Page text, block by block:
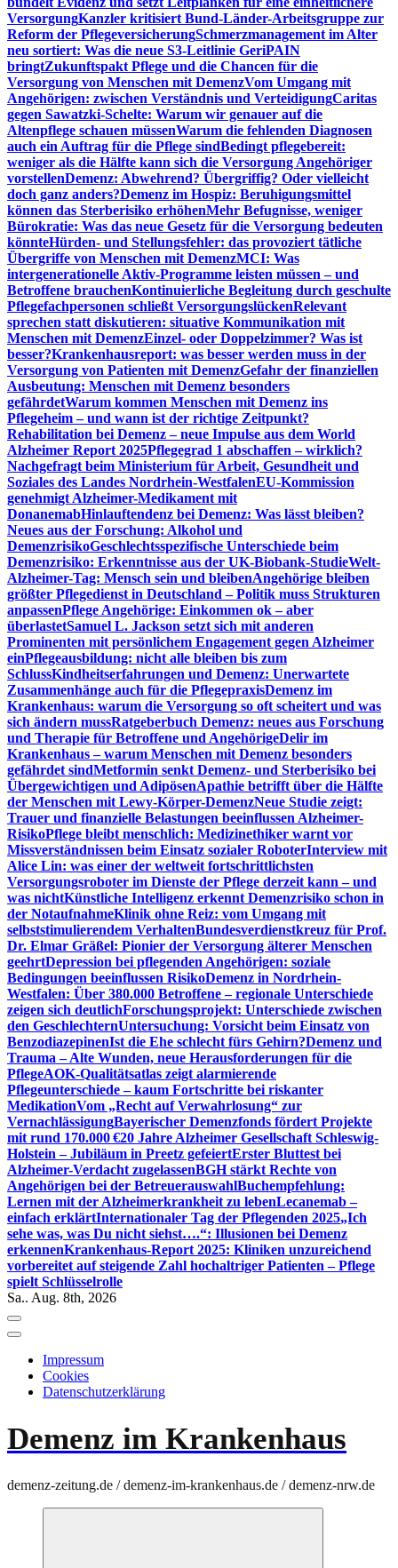
VersorgungKanzler kritisiert Bund-Länder-Arbeitsgruppe zur
Reform der PflegeversicherungSchmerzmanagement im Alter
neu sortiert: Was die neue S3-Leitlinie GeriPAIN
bringtZukunftspakt Pflege und die Chancen für die
Versorgung von Menschen mit DemenzVom Umgang mit
Angehörigen: zwischen Verständnis und VerteidigungCaritas
gegen Sawatzki-Schelte: Warum wir genauer auf die
Altenpflege schauen müssenWarum die fehlenden Diagnosen
auch ein Auftrag für die Pflege sindBedingt pflegebereit:
weniger als die Hälfte kann sich die Versorgung Angehöriger
vorstellenDemenz: Abwehrend? Übergriffig? Oder vielleicht
doch ganz anders?Demenz im Hospiz: Beruhigungsmittel
können das Sterberisiko erhöhenMehr Befugnisse, weniger
Bürokratie: Was das neue Gesetz für die Versorgung bedeuten
könnteHürden- und Stellungsfehler: das provoziert tätliche
Übergriffe von Menschen mit DemenzMCI: Was
intergenerationelle Aktiv-Programme leisten müssen – und
Betroffene brauchenKontinuierliche Begleitung durch geschulte
Pflegefachpersonen schließt VersorgungslückenRelevant
sprechen statt diskutieren: situative Kommunikation mit
Menschen mit DemenzEinzel- oder Doppelzimmer? Was ist
besser?Krankenhausreport: was besser werden muss in der
Versorgung von Patienten mit DemenzGefahr der finanziellen
Ausbeutung: Menschen mit Demenz besonders
gefährdetWarum kommen Menschen mit Demenz ins
Pflegeheim – und wann ist der richtige Zeitpunkt?
Rehabilitation bei Demenz – neue Impulse aus dem World
Alzheimer Report 2025Pflegegrad 1 abschaffen – wirklich?
Nachgefragt beim Ministerium für Arbeit, Gesundheit und
Soziales des Landes Nordrhein-WestfalenEU-Kommission
genehmigt Alzheimer-Medikament mit
DonanemabHinlauftendenz bei Demenz: Was lässt bleiben?
Neues aus der Forschung: Alkohol und
DemenzrisikoGeschlechtsspezifische Unterschiede beim
Demenzrisiko: Erkenntnisse aus der UK-Biobank-StudieWelt-
Alzheimer-Tag: Mensch sein und bleibenAngehörige bleiben
größter Pflegedienst in Deutschland – Politik muss Strukturen
anpassenPflege Angehörige: Einkommen ok – aber
überlastetSamuel L. Jackson setzt sich mit anderen
Prominenten mit persönlichem Engagement gegen Alzheimer
einPflegeausbildung: nicht alle bleiben bis zum
SchlussKindheitserfahrungen und Demenz: Unerwartete
Zusammenhänge auch für die PflegepraxisDemenz im
Krankenhaus: warum die Versorgung so oft scheitert und was
sich ändern mussRatgeberbuch Demenz: neues aus Forschung
und Therapie für Betroffene und AngehörigeDelir im
Krankenhaus – warum Menschen mit Demenz besonders
gefährdet sindMetformin senkt Demenz- und Sterberisiko bei
Übergewichtigen und AdipösenApathie betrifft über die Hälfte
der Menschen mit Lewy-Körper-DemenzNeue Studie zeigt:
Trauer und finanzielle Belastungen beeinflussen Alzheimer-
RisikoPflege bleibt menschlich: Medizinethiker warnt vor
Missverständnissen beim Einsatz sozialer RoboterInterview mit
Alice Lin: was einer der weltweit fortschrittlichsten
Versorgungsroboter im Dienste der Pflege derzeit kann – und
was nichtKünstliche Intelligenz erkennt Demenzrisiko schon in
der NotaufnahmeKlinik ohne Reiz: vom Umgang mit
selbststimulierendem VerhaltenBundesverdienstkreuz für Prof.
Dr. Elmar Gräßel: Pionier der Versorgung älterer Menschen
geehrtDepression bei pflegenden Angehörigen: soziale
Bedingungen beeinflussen RisikoDemenz in Nordrhein-
Westfalen: Über 380.000 Betroffene – regionale Unterschiede
zeigen sich deutlichForschungsprojekt: Unterschiede zwischen
den GeschlechternUntersuchung: Vorsicht beim Einsatz von
BenzodiazepinenIst die Ehe schlecht fürs Gehirn?Demenz und
Trauma – Alte Wunden, neue Herausforderungen für die
PflegeAOK-Qualitätsatlas zeigt alarmierende
Pflegeunterschiede – kaum Fortschritte bei riskanter
MedikationVom „Recht auf Verwahrlosung“ zur
VernachlässigungBayerischer Demenzfonds fördert Projekte
mit rund 170.000 €20 Jahre Alzheimer Gesellschaft Schleswig-
Holstein – Jubiläum in Preetz gefeiertErster Bluttest bei
Alzheimer-Verdacht zugelassenBGH stärkt Rechte von
Angehörigen bei der BetreuerauswahlBuchempfehlung:
Lernen mit der Alzheimerkrankheit zu lebenLecanemab –
einfach erklärtInternationaler Tag der Pflegenden 2025„Ich
sehe was, was Du nicht siehst….“: Illusionen bei Demenz
erkennenKrankenhaus-Report 2025: Kliniken unzureichend
vorbereitet auf steigende Zahl hochaltriger Patienten – Pflege
spielt Schlüsselrolle
Sa.. Aug. 8th, 2026
Impressum
Cookies
Datenschutzerklärung
Demenz im Krankenhaus
demenz-zeitung.de / demenz-im-krankenhaus.de / demenz-nrw.de